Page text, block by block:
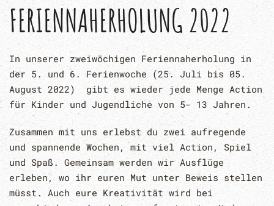
FERIENNAHERHOLUNG 2022
In unserer zweiwöchigen Feriennaherholung in
der 5. und 6. Ferienwoche (25. Juli bis 05.
August 2022) gibt es wieder jede Menge Action
für Kinder und Jugendliche von 5- 13 Jahren.
Zusammen mit uns erlebst du zwei aufregende
und spannende Wochen, mit viel Action, Spiel
und Spaß. Gemeinsam werden wir Ausflüge
erleben, wo ihr euren Mut unter Beweis stellen
müsst. Auch eure Kreativität wird bei